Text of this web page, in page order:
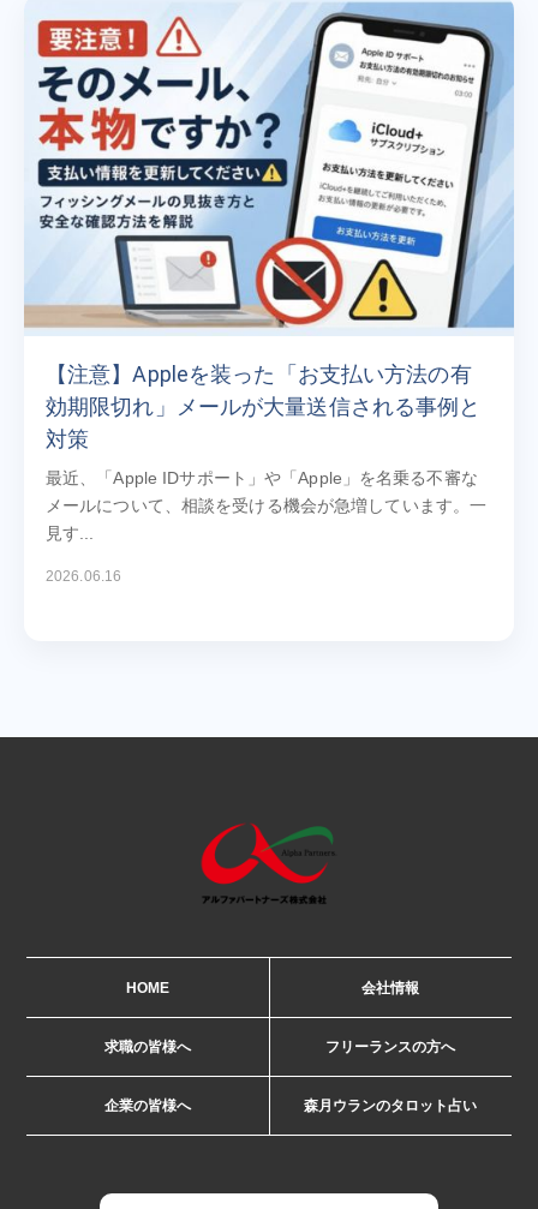
【注意】Appleを装った「お支払い方法の有
効期限切れ」メールが大量送信される事例と
対策
最近、「Apple IDサポート」や「Apple」を名乗る不審な
メールについて、相談を受ける機会が急増しています。一
見す...
2026.06.16
HOME 会社情報
求職の皆様へ フリーランスの方へ
企業の皆様へ 森月ウランのタロット占い